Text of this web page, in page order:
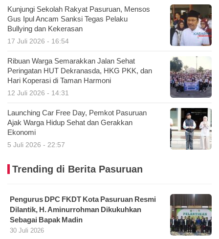
Kunjungi Sekolah Rakyat Pasuruan, Mensos
Gus Ipul Ancam Sanksi Tegas Pelaku
Bullying dan Kekerasan
17 Juli 2026 - 16:54
Ribuan Warga Semarakkan Jalan Sehat
Peringatan HUT Dekranasda, HKG PKK, dan
Hari Koperasi di Taman Harmoni
12 Juli 2026 - 14:31
Launching Car Free Day, Pemkot Pasuruan
Ajak Warga Hidup Sehat dan Gerakkan
Ekonomi
5 Juli 2026 - 22:57
Trending di Berita Pasuruan
Pengurus DPC FKDT Kota Pasuruan Resmi
Dilantik, H. Aminurrohman Dikukuhkan
Sebagai Bapak Madin
30 Juli 2026